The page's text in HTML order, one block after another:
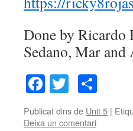
Done by Ricardo
Sedano, Mar
Facebook
Twitter
Publicat dins de Unit 5 |
Deixa un comentari